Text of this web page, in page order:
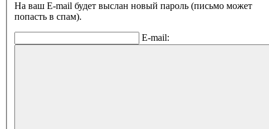
На ваш E-mail будет выслан новый пароль (письмо может
попасть в спам).
E-mail: